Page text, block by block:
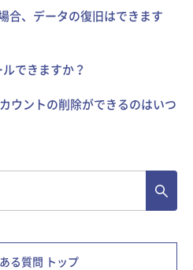
る質問 トップ
合、データの復旧はできます
できますか？
ウントの削除ができるのはいつ